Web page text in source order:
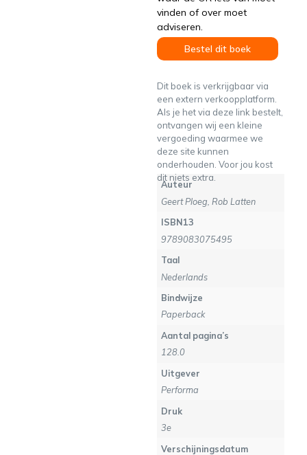
vinden of over moet
adviseren.
Bestel dit boek
Dit boek is verkrijgbaar via
een extern verkoopplatform.
Als je het via deze link bestelt,
ontvangen wij een kleine
vergoeding waarmee we
deze site kunnen
onderhouden. Voor jou kost
dit niets extra.
Auteur
Geert Ploeg, Rob Latten
ISBN13
9789083075495
Taal
Nederlands
Bindwijze
Paperback
Aantal pagina’s
128.0
Uitgever
Performa
Druk
3e
Verschijningsdatum